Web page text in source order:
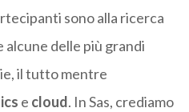
sono alla ricerca
delle più grandi
il tutto mentre
e cloud. In Sas, crediamo